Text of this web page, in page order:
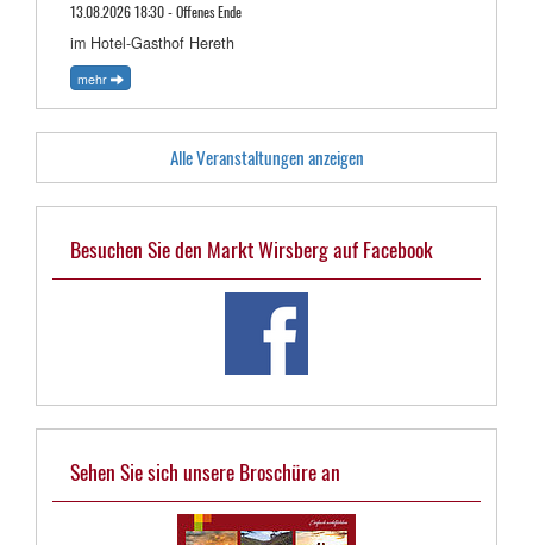
13.08.2026 18:30 - Offenes Ende
im Hotel-Gasthof Hereth
mehr
Alle Veranstaltungen anzeigen
Besuchen Sie den Markt Wirsberg auf Facebook
Sehen Sie sich unsere Broschüre an